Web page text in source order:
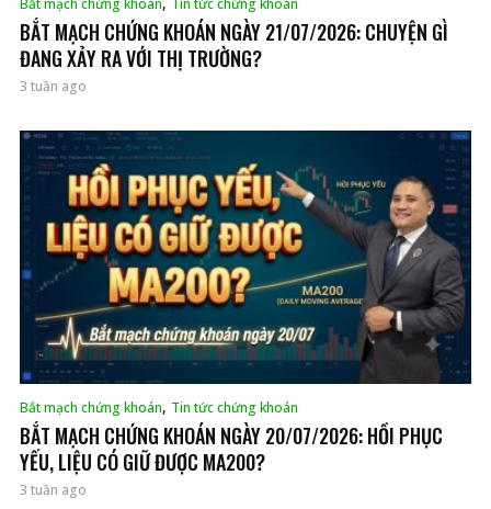
BẮT MẠCH CHỨNG KHOÁN NGÀY 21/07/2026: CHUYỆN GÌ
ĐANG XẢY RA VỚI THỊ TRƯỜNG?
3 tuần ago
Bắt mạch chứng khoán, Tin tức chứng khoán
BẮT MẠCH CHỨNG KHOÁN NGÀY 20/07/2026: HỒI PHỤC
YẾU, LIỆU CÓ GIỮ ĐƯỢC MA200?
3 tuần ago